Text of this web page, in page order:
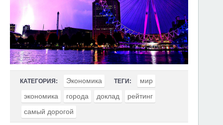
КАТЕГОРИЯ: Экономика ТЕГИ:
мир
экономика
города доклад
рейтинг
самый дорогой